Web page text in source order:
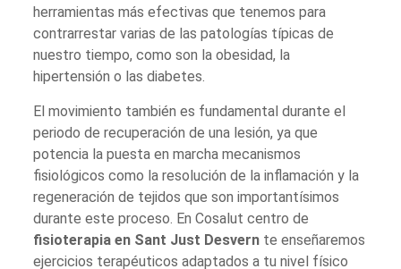
herramientas más efectivas que tenemos para
contrarrestar varias de las patologías típicas de
nuestro tiempo, como son la obesidad, la
hipertensión o las diabetes.
El movimiento también es fundamental durante el
periodo de recuperación de una lesión, ya que
potencia la puesta en marcha mecanismos
fisiológicos como la resolución de la inflamación y la
regeneración de tejidos que son importantísimos
durante este proceso. En Cosalut centro de
fisioterapia en Sant Just Desvern te enseñaremos
ejercicios terapéuticos adaptados a tu nivel físico